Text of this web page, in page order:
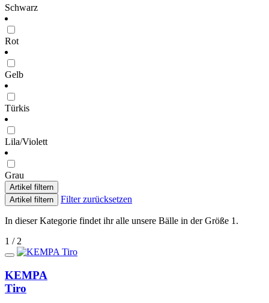
Schwarz
Rot
Gelb
Türkis
Lila/Violett
Grau
Artikel filtern
Artikel filtern
Filter zurücksetzen
In dieser Kategorie findet ihr alle unsere Bälle in der Größe 1.
1 / 2
KEMPA
Tiro